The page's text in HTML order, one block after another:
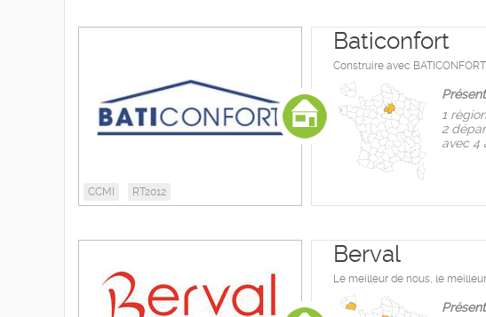
CCMI RT2012
Baticonfort
Construire avec
1
2
avec 4
Berval
Le meilleur de nous, le